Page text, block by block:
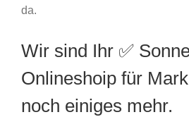
da.
Wir sind Ihr ✅
Onlineshoip für
noch einiges mehr.